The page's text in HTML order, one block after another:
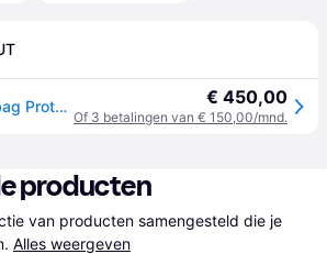
Mammut Sleeping bag Protect Fiber Bag -18C XL Green XL € 450,00
Of 3 betalingen van € 150,00/mnd.
producten
van producten samengesteld die je
Alles weergeven